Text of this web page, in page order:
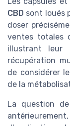
CBD sont loués
doser
ventes totales
illustrant leur
récupération
de considérer
de la
La question